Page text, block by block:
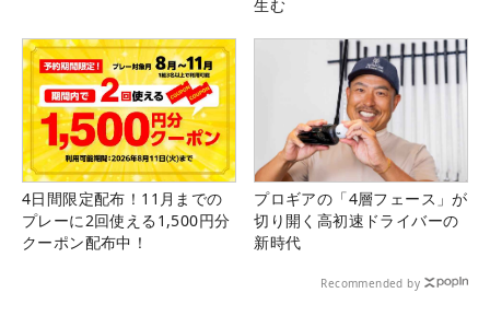
生む
4日間限定配布！11月までの
プレーに2回使える1,500円分
クーポン配布中！
プロギアの「4層フェース」が
切り開く高初速ドライバーの
新時代
Recommended by